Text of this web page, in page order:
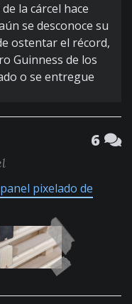
la cárcel hace
se desconoce su
ostentar el récord,
Guinness de los
o se entregue
6
panel pixelado de